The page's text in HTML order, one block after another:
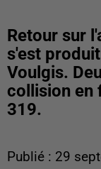
Retour sur
s'est
Voulgis.
collision en
319.
Publié : 29